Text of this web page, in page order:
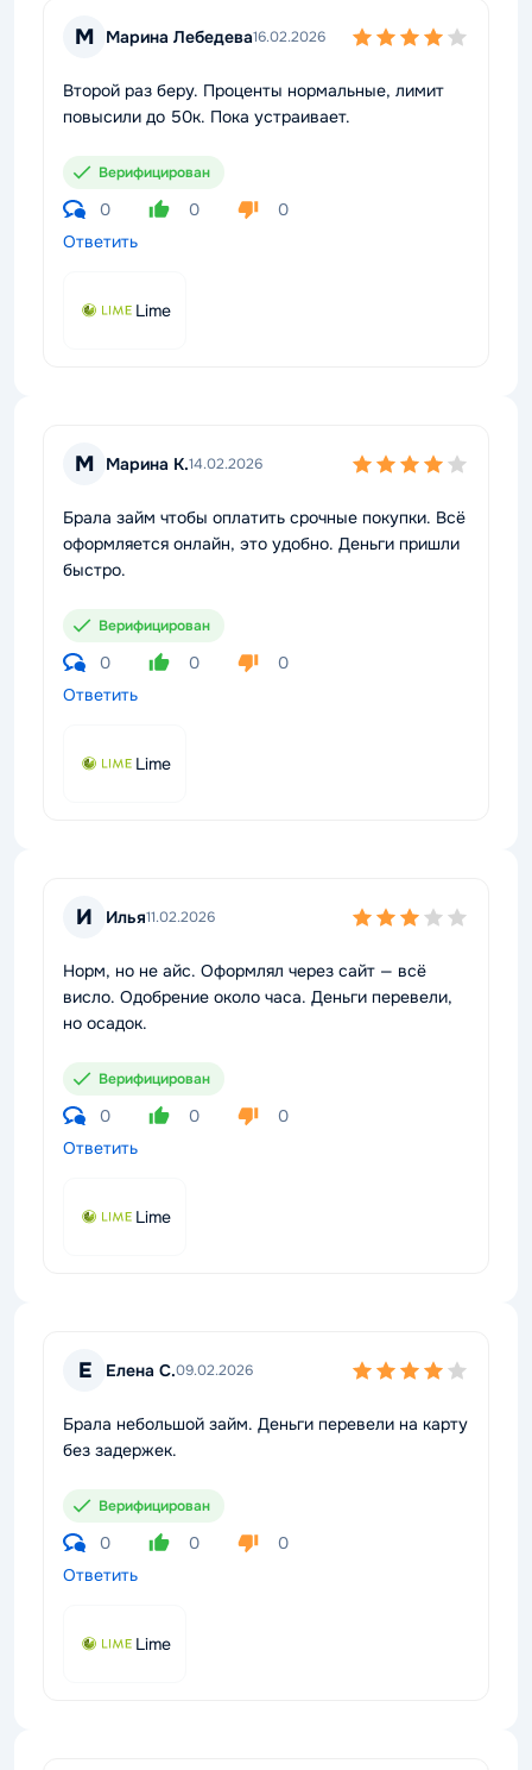
М Марина Лебедева16.02.2026
Второй раз беру. Проценты нормальные, лимит
повысили до 50к. Пока устраивает.
Верифицирован
0 0
0
Ответить
Lime
М Марина К.14.02.2026
Брала займ чтобы оплатить срочные покупки. Всё
оформляется онлайн, это удобно. Деньги пришли
быстро.
Верифицирован
0 0
0
Ответить
Lime
И Илья11.02.2026
Норм, но не айс. Оформлял через сайт — всё
висло. Одобрение около часа. Деньги перевели,
но осадок.
Верифицирован
0 0
0
Ответить
Lime
Е Елена С.09.02.2026
Брала небольшой займ. Деньги перевели на карту
без задержек.
Верифицирован
0 0
0
Ответить
Lime